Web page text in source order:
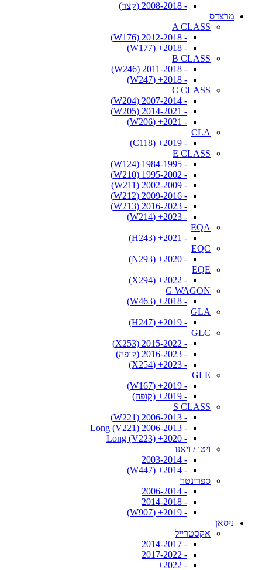
- 2008-2018 (קצר)
מרצדס
A CLASS
- 2012-2018 (W176)
- 2018+ (W177)
B CLASS
- 2011-2018 (W246)
- 2018+ (W247)
C CLASS
- 2007-2014 (W204)
- 2014-2021 (W205)
- 2021+ (W206)
CLA
- 2019+ (C118)
E CLASS
- 1984-1995 (W124)
- 1995-2002 (W210)
- 2002-2009 (W211)
- 2009-2016 (W212)
- 2016-2023 (W213)
- 2023+ (W214)
EQA
- 2021+ (H243)
EQC
- 2020+ (N293)
EQE
- 2022+ (X294)
G WAGON
- 2018+ (W463)
GLA
- 2019+ (H247)
GLC
- 2015-2022 (X253)
- 2016-2023 (קופה)
- 2023+ (X254)
GLE
- 2019+ (W167)
- 2019+ (קופה)
S CLASS
- 2006-2013 (W221)
- 2006-2013 Long (V221)
- 2020+ Long (V223)
ויטו / ויאנו
- 2003-2014
- 2014+ (W447)
ספרינטר
- 2006-2014
- 2014-2018
- 2019+ (W907)
ניסאן
אקסטרייל
- 2014-2017
- 2017-2022
- 2022+